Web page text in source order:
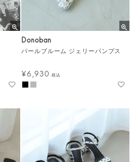
Donoban
パールブルーム ジェリーパンプス
¥6,930 税込